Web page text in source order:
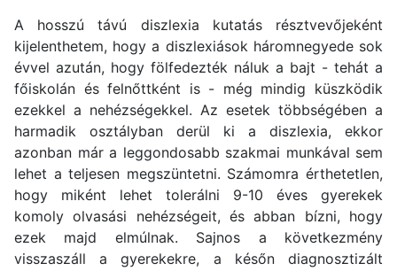
A hosszú távú diszlexia kutatás résztvevőjeként
kijelenthetem, hogy a diszlexiások háromnegyede sok
évvel azután, hogy fölfedezték náluk a bajt - tehát a
főiskolán és felnőttként is - még mindig küszködik
ezekkel a nehézségekkel. Az esetek többségében a
harmadik osztályban derül ki a diszlexia, ekkor
azonban már a leggondosabb szakmai munkával sem
lehet a teljesen megszüntetni. Számomra érthetetlen,
hogy miként lehet tolerálni 9-10 éves gyerekek
komoly olvasási nehézségeit, és abban bízni, hogy
ezek majd elmúlnak. Sajnos a következmény
visszaszáll a gyerekekre, a későn diagnosztizált